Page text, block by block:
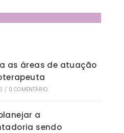
as áreas de atuação
/ 0 COMENTÁRIO
a
sendo